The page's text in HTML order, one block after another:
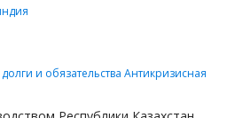
и обязательства Антикризисная